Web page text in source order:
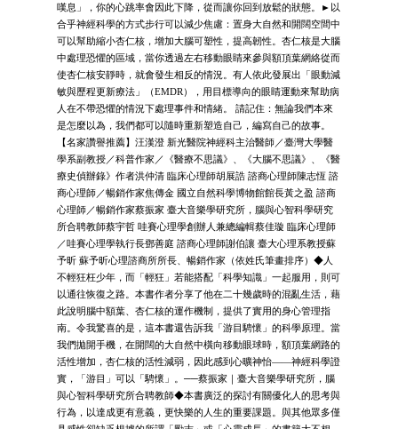
嘆息」，你的心跳率會因此下降，從而讓你回到放鬆的狀態。►以
合乎神經科學的方式步行可以減少焦慮：置身大自然和開闊空間中
可以幫助縮小杏仁核，增加大腦可塑性，提高韌性。杏仁核是大腦
中處理恐懼的區域，當你透過左右移動眼睛來參與額頂葉網絡從而
使杏仁核安靜時，就會發生相反的情況。有人依此發展出「眼動減
敏與歷程更新療法」（EMDR），用目標導向的眼睛運動來幫助病
人在不帶恐懼的情況下處理事件和情緒。 請記住：無論我們本來
是怎麼以為，我們都可以隨時重新塑造自己，編寫自己的故事。
【名家讚譽推薦】汪漢澄 新光醫院神經科主治醫師／臺灣大學醫
學系副教授／科普作家／《醫療不思議》、《大腦不思議》、《醫
療史偵辦錄》作者洪仲清 臨床心理師胡展誥 諮商心理師陳志恆 諮
商心理師／暢銷作家焦傳金 國立自然科學博物館館長黃之盈 諮商
心理師／暢銷作家蔡振家 臺大音樂學研究所，腦與心智科學研究
所合聘教師蔡宇哲 哇賽心理學創辦人兼總編輯蔡佳璇 臨床心理師
／哇賽心理學執行長鄧善庭 諮商心理師謝伯讓 臺大心理系教授蘇
予昕 蘇予昕心理諮商所所長、暢銷作家（依姓氏筆畫排序）◆人
不輕狂枉少年，而「輕狂」若能搭配「科學知識」一起服用，則可
以通往恢復之路。本書作者分享了他在二十幾歲時的混亂生活，藉
此說明腦中額葉、杏仁核的運作機制，提供了實用的身心管理指
南。令我驚喜的是，這本書還告訴我「游目騁懷」的科學原理。當
我們拋開手機，在開闊的大自然中橫向移動眼球時，額頂葉網路的
活性增加，杏仁核的活性減弱，因此感到心曠神怡——神經科學證
實，「游目」可以「騁懷」。──蔡振家｜臺大音樂學研究所，腦
與心智科學研究所合聘教師◆本書廣泛的探討有關優化人的思考與
行為，以達成更有意義，更快樂的人生的重要課題。與其他眾多僅